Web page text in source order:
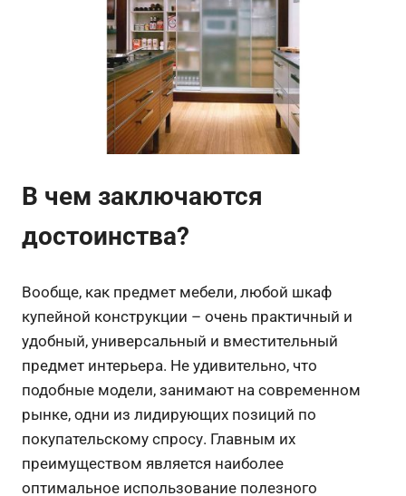
В чем заключаются
достоинства?
Вообще, как предмет мебели, любой шкаф
купейной конструкции – очень практичный и
удобный, универсальный и вместительный
предмет интерьера. Не удивительно, что
подобные модели, занимают на современном
рынке, одни из лидирующих позиций по
покупательскому спросу. Главным их
преимуществом является наиболее
оптимальное использование полезного